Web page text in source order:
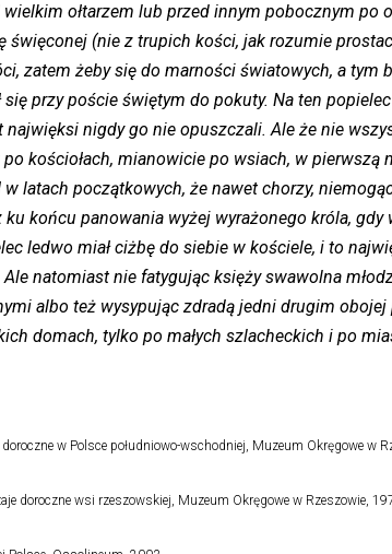
ołtarzem lub przed innym pobocznym po
święconej (nie z trupich kości, jak rozumie
zatem żeby się do marności światowych, a tym
przy poście świętym do pokuty. Na ten
nigdy go nie opuszczali. Ale że nie
kościołach, mianowicie po wsiach, w pierwszą
latach początkowych, że nawet chorzy,
ku końcu panowania wyżej wyrażonego króla,
ledwo miał ciżbę do siebie w kościele, i to
natomiast nie fatygując księży swawolna
albo też wysypując zdradą jedni drugim obojej
domach, tylko po małych szlacheckich i po
w Polsce południowo-wschodniej, Muzeum Okręgowe w
doroczne wsi rzeszowskiej, Muzeum Okręgowe w Rzeszowie,